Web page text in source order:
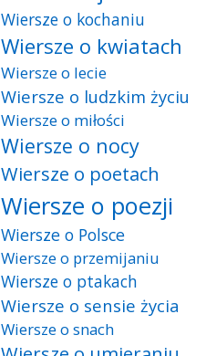
Wiersze o kochaniu
Wiersze o kwiatach
Wiersze o lecie
Wiersze o ludzkim życiu
Wiersze o miłości
Wiersze o nocy
Wiersze o poetach
Wiersze o poezji
Wiersze o Polsce
Wiersze o przemijaniu
Wiersze o ptakach
Wiersze o sensie życia
Wiersze o snach